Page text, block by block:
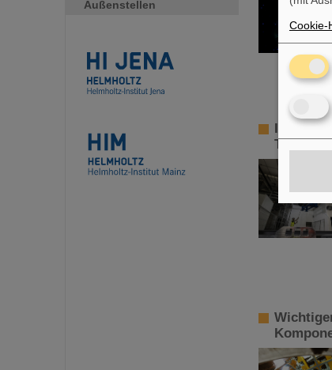
Außenstellen
Tunnel,
Cookie-